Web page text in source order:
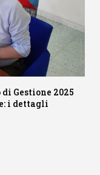
Gestione 2025
i dettagli